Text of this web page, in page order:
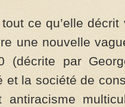
ce qu’elle
une nouvelle
(décrite par
et la société de
antiracisme